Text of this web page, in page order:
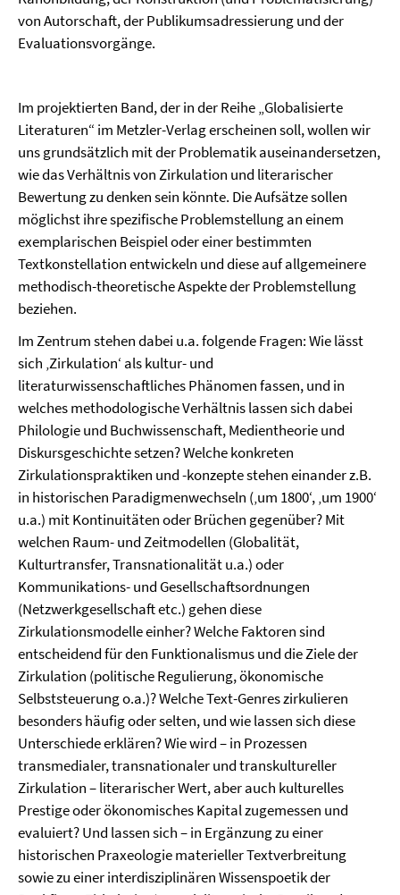
von Autorschaft, der Publikumsadressierung und der
Evaluationsvorgänge.
Im projektierten Band, der in der Reihe „Globalisierte
Literaturen“ im Metzler-Verlag erscheinen soll, wollen wir
uns grundsätzlich mit der Problematik auseinandersetzen,
wie das Verhältnis von Zirkulation und literarischer
Bewertung zu denken sein könnte. Die Aufsätze sollen
möglichst ihre spezifische Problemstellung an einem
exemplarischen Beispiel oder einer bestimmten
Textkonstellation entwickeln und diese auf allgemeinere
methodisch-theoretische Aspekte der Problemstellung
beziehen.
Im Zentrum stehen dabei u.a. folgende Fragen: Wie lässt
sich ‚Zirkulation‘ als kultur- und
literaturwissenschaftliches Phänomen fassen, und in
welches methodologische Verhältnis lassen sich dabei
Philologie und Buchwissenschaft, Medientheorie und
Diskursgeschichte setzen? Welche konkreten
Zirkulationspraktiken und -konzepte stehen einander z.B.
in historischen Paradigmenwechseln (‚um 1800‘, ‚um 1900‘
u.a.) mit Kontinuitäten oder Brüchen gegenüber? Mit
welchen Raum- und Zeitmodellen (Globalität,
Kulturtransfer, Transnationalität u.a.) oder
Kommunikations- und Gesellschaftsordnungen
(Netzwerkgesellschaft etc.) gehen diese
Zirkulationsmodelle einher? Welche Faktoren sind
entscheidend für den Funktionalismus und die Ziele der
Zirkulation (politische Regulierung, ökonomische
Selbststeuerung o.a.)? Welche Text-Genres zirkulieren
besonders häufig oder selten, und wie lassen sich diese
Unterschiede erklären? Wie wird – in Prozessen
transmedialer, transnationaler und transkultureller
Zirkulation – literarischer Wert, aber auch kulturelles
Prestige oder ökonomisches Kapital zugemessen und
evaluiert? Und lassen sich – in Ergänzung zu einer
historischen Praxeologie materieller Textverbreitung
sowie zu einer interdisziplinären Wissenspoetik der